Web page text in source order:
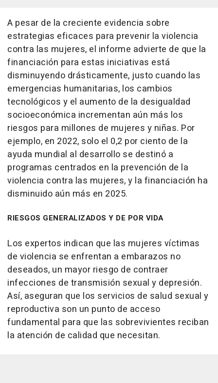
A pesar de la creciente evidencia sobre
estrategias eficaces para prevenir la violencia
contra las mujeres, el informe advierte de que la
financiación para estas iniciativas está
disminuyendo drásticamente, justo cuando las
emergencias humanitarias, los cambios
tecnológicos y el aumento de la desigualdad
socioeconómica incrementan aún más los
riesgos para millones de mujeres y niñas. Por
ejemplo, en 2022, solo el 0,2 por ciento de la
ayuda mundial al desarrollo se destinó a
programas centrados en la prevención de la
violencia contra las mujeres, y la financiación ha
disminuido aún más en 2025.
RIESGOS GENERALIZADOS Y DE POR VIDA
Los expertos indican que las mujeres víctimas
de violencia se enfrentan a embarazos no
deseados, un mayor riesgo de contraer
infecciones de transmisión sexual y depresión.
Así, aseguran que los servicios de salud sexual y
reproductiva son un punto de acceso
fundamental para que las sobrevivientes reciban
la atención de calidad que necesitan.